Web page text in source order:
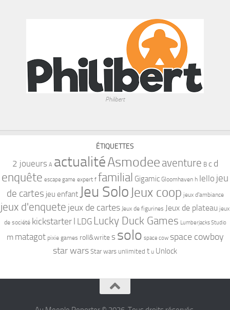
Philibert
ÉTIQUETTES
2 joueurs A actualitéAsmodee aventure B c d
enquête escape game expert f familial Gigamic Gloomhaven h Iello jeu
de cartes jeu enfant Jeu Solo Jeux coop jeux d'ambiance
jeux d'enquete jeux de cartes Jeux de figurines Jeux de plateau jeux
de société kickstarter l LDG Lucky Duck Games Lumberjacks Studio
m matagot pixie games roll&write s solo space cow space cowboy
star wars Star wars unlimited t u Unlock